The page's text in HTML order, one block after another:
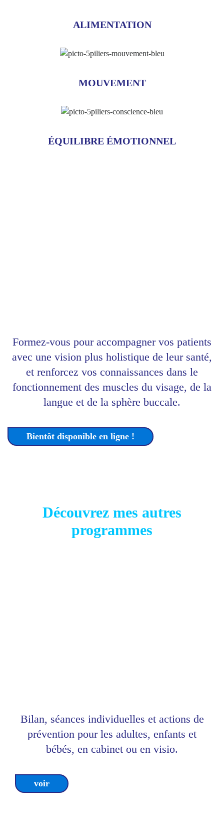
ALIMENTATION
MOUVEMENT
ÉQUILIBRE ÉMOTIONNEL
Formez-vous pour accompagner vos patients
avec une vision plus holistique de leur santé,
et renforcez vos connaissances dans le
fonctionnement des muscles du visage, de la
langue et de la sphère buccale.
Bientôt disponible en ligne !
Découvrez mes autres
programmes
Bilan, séances individuelles et actions de
prévention pour les adultes, enfants et
bébés, en cabinet ou en visio.
voir